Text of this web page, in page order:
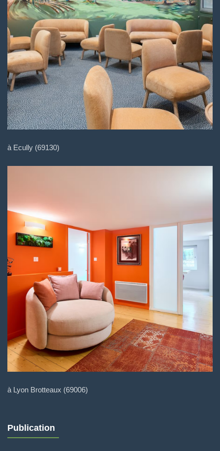
à Ecully (69130)
à Lyon Brotteaux (69006)
Publication